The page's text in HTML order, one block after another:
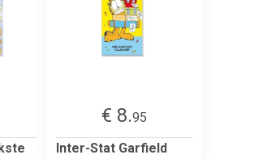
€ 8.95
Inter-Stat Garfield